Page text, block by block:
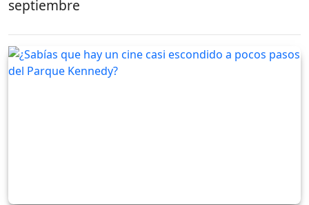
septiembre